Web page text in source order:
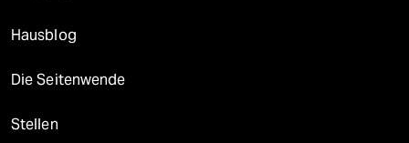
Hausblog
Die Seitenwende
Stellen